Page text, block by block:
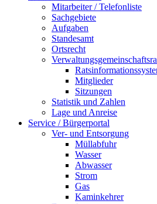
Mitarbeiter / Telefonliste
Sachgebiete
Aufgaben
Standesamt
Ortsrecht
Mitglieder
Sitzungen
Statistik und Zahlen
Lage und Anreise
Service / Bürgerportal
Ver- und Entsorgung
Müllabfuhr
Wasser
Abwasser
Strom
Gas
Kaminkehrer